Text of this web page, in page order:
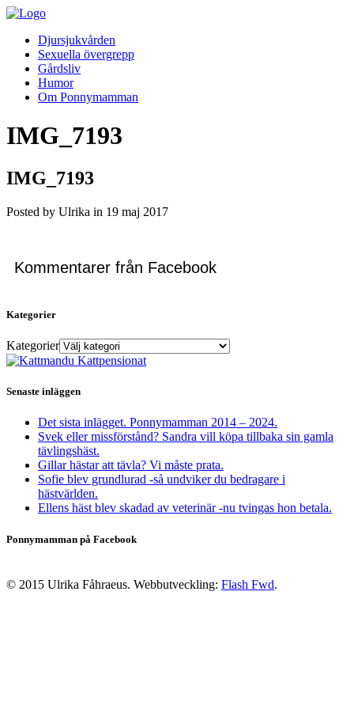
Djursjukvården
Sexuella övergrepp
Gårdsliv
Humor
Om Ponnymamman
IMG_7193
IMG_7193
Posted by Ulrika in 19 maj 2017
Kommentarer från Facebook
Kategorier
Kategorier
Senaste inläggen
Det sista inlägget. Ponnymamman 2014 – 2024.
Svek eller missförstånd? Sandra vill köpa tillbaka sin gamla
tävlingshäst.
Gillar hästar att tävla? Vi måste prata.
Sofie blev grundlurad -så undviker du bedragare i
hästvärlden.
Ellens häst blev skadad av veterinär -nu tvingas hon betala.
Ponnymamman på Facebook
© 2015 Ulrika Fåhraeus. Webbutveckling: Flash Fwd.